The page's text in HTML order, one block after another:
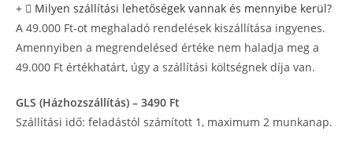
Milyen szállítási lehetőségek vannak és mennyibe kerül?
A 49.000 Ft-ot meghaladó rendelések kiszállítása ingyenes.
Amennyiben a megrendelésed értéke nem haladja meg a
49.000 Ft értékhatárt, úgy a szállítási költségnek díja van.
GLS (Házhozszállítás) – 3490 Ft
Szállítási idő: feladástól számított 1, maximum 2 munkanap.